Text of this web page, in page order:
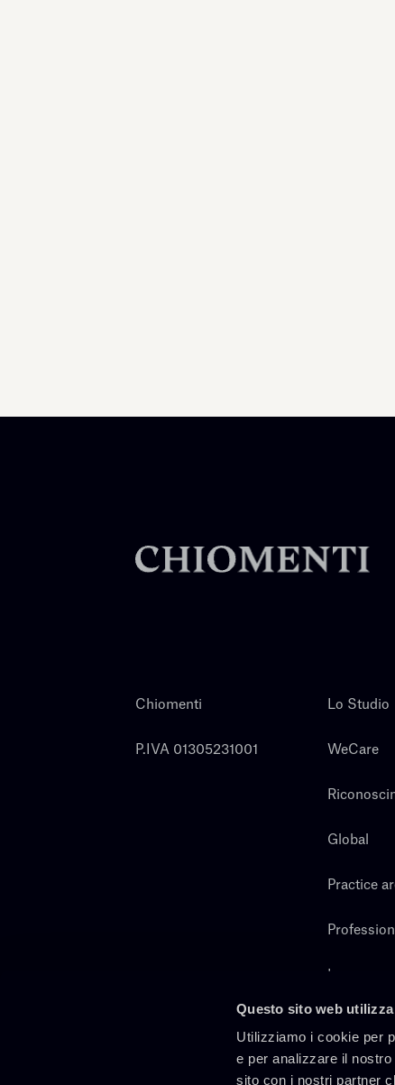
Questo sito web
Utilizziamo i cookie per
e per analizzare il
sito con i nostri partner
Chiomenti
P.IVA 01305231001
Lo Studio
WeCare
Global
Practice
Lavora